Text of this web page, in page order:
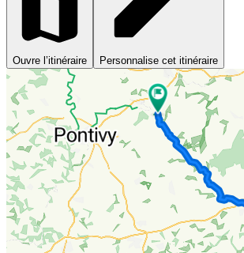
Ouvre l’itinéraire Personnalise cet itinéraire